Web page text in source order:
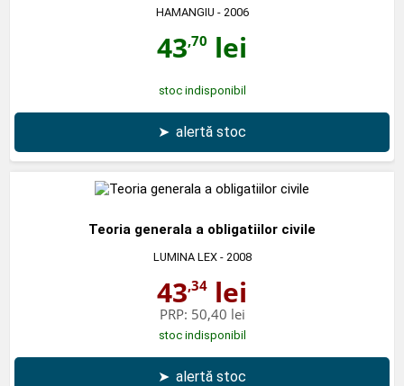
HAMANGIU - 2006
43,70 lei
stoc indisponibil
➤ alertă stoc
Teoria generala a obligatiilor civile
LUMINA LEX- 2008
43,34 lei
PRP: 50,40 lei
stoc indisponibil
➤ alertă stoc